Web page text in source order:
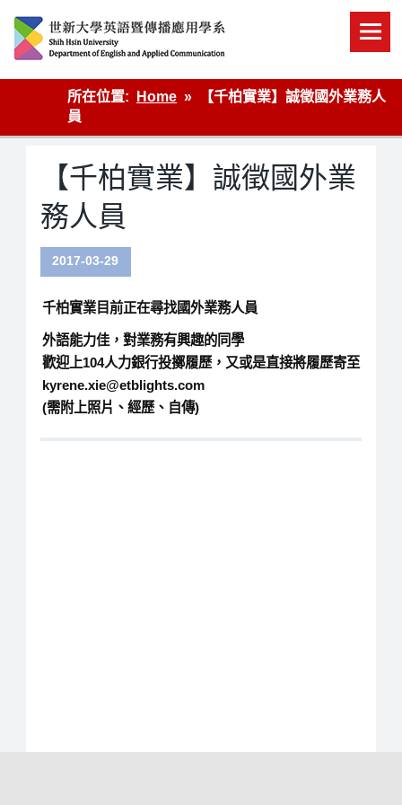
content
英語傳播
所在位置:
Home
【千柏實業】誠徵國外業務人
員
【千柏實業】誠徵國外業
務人員
2017-03-29
千柏實業目前正在尋找國外業務人員
外語能力佳，對業務有興趣的同學
歡迎上104人力銀行投擲履歷，又或是直接將履歷寄至
kyrene.xie@etblights.com
(需附上照片、經歷、自傳)